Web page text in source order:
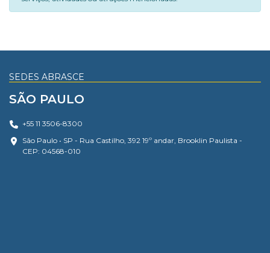
SEDES ABRASCE
SÃO PAULO
+55 11 3506-8300
São Paulo • SP - Rua Castilho, 392 19º andar, Brooklin Paulista -
CEP: 04568-010